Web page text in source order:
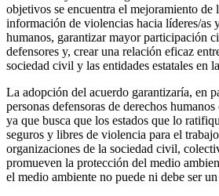
objetivos se encuentra el mejoramiento de
información de violencias hacia líderes/as
humanos, garantizar mayor participación
defensores y, crear una relación eficaz
sociedad civil y las entidades estatales en
La adopción del acuerdo garantizaría, en
personas defensoras de derechos
ya que busca que los estados que lo
seguros y libres de violencia para el
organizaciones de la sociedad civil,
promueven la protección del medio
el medio ambiente no puede ni debe ser